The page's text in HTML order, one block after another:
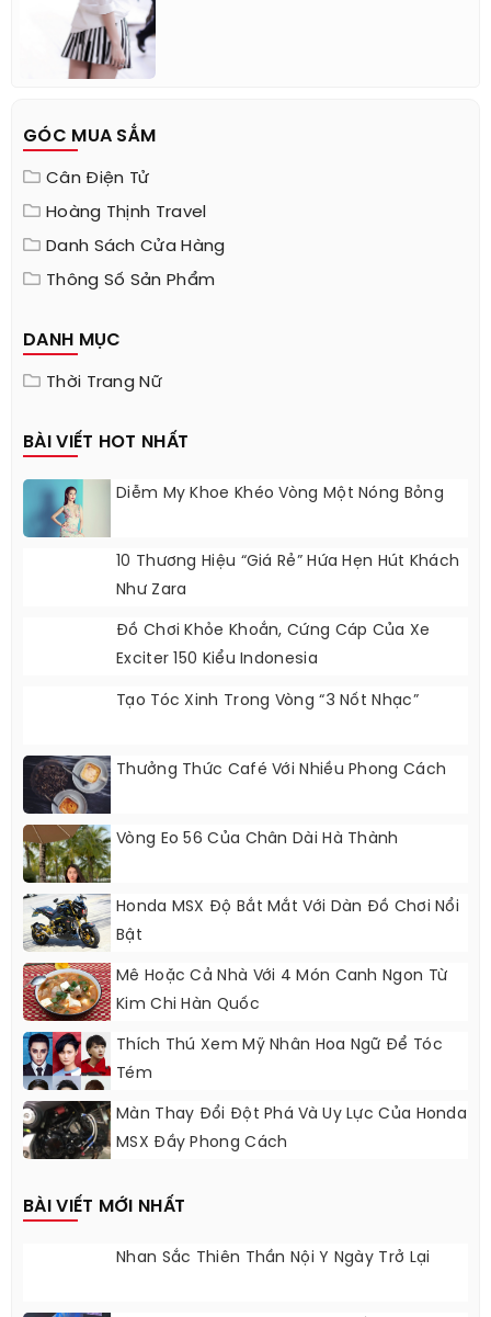
GÓC MUA SẮM
Cân Điện Tử
Hoàng Thịnh Travel
Danh Sách Cửa Hàng
Thông Số Sản Phẩm
DANH MỤC
Thời Trang Nữ
BÀI VIẾT HOT NHẤT
Diễm My Khoe Khéo Vòng Một Nóng Bỏng
10 Thương Hiệu “giá Rẻ” Hứa Hẹn Hút Khách
Như Zara
Đồ Chơi Khỏe Khoắn, Cứng Cáp Của Xe
Exciter 150 Kiểu Indonesia
Tạo Tóc Xinh Trong Vòng “3 Nốt Nhạc”
Thưởng Thức Café Với Nhiều Phong Cách
Vòng Eo 56 Của Chân Dài Hà Thành
Honda MSX Độ Bắt Mắt Với Dàn Đồ Chơi Nổi
Bật
Mê Hoặc Cả Nhà Với 4 Món Canh Ngon Từ
Kim Chi Hàn Quốc
Thích Thú Xem Mỹ Nhân Hoa Ngữ Để Tóc
Tém
Màn Thay Đổi Đột Phá Và Uy Lực Của Honda
MSX Đầy Phong Cách
BÀI VIẾT MỚI NHẤT
Nhan Sắc Thiên Thần Nội Y Ngày Trở Lại